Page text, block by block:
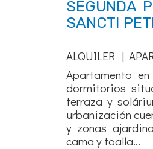
SEGUNDA
SANCTI
ALQUILER |
Apartamento
dormitorios
terraza y
urbanización
y zonas
cama y toalla...